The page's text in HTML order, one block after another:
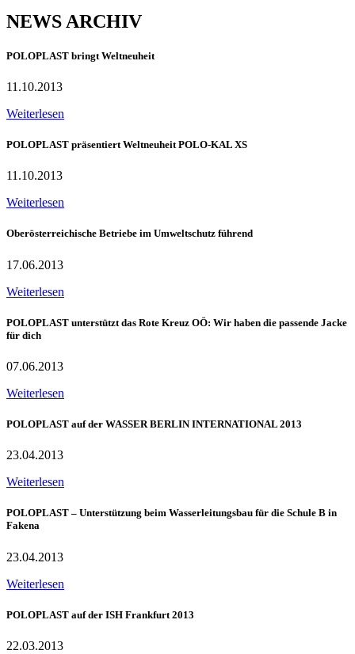
NEWS ARCHIV
POLOPLAST bringt Weltneuheit
11.10.2013
Weiterlesen
POLOPLAST präsentiert Weltneuheit POLO-KAL XS
11.10.2013
Weiterlesen
Oberösterreichische Betriebe im Umweltschutz führend
17.06.2013
Weiterlesen
POLOPLAST unterstützt das Rote Kreuz OÖ: Wir haben die passende Jacke
für dich
07.06.2013
Weiterlesen
POLOPLAST auf der WASSER BERLIN INTERNATIONAL 2013
23.04.2013
Weiterlesen
POLOPLAST – Unterstützung beim Wasserleitungsbau für die Schule B in
Fakena
23.04.2013
Weiterlesen
POLOPLAST auf der ISH Frankfurt 2013
22.03.2013